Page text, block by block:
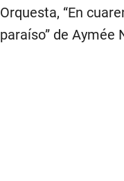
Orquesta, “En
paraíso” de Aymée